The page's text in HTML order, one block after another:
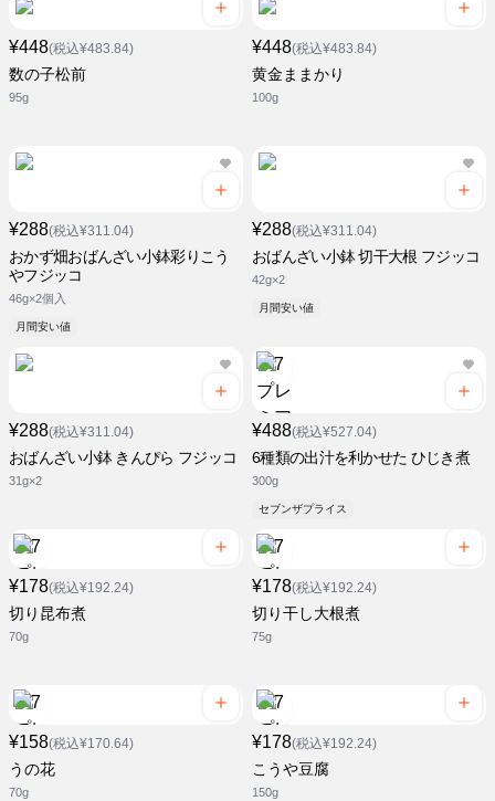
¥448(税込¥483.84)
数の子松前
95g
¥448(税込¥483.84)
黄金ままかり
100g
¥288(税込¥311.04)
おかず畑おばんざい小鉢彩りこう
やフジッコ
46g×2個入
月間安い値
¥288(税込¥311.04)
おばんざい小鉢 切干大根 フジッコ
42g×2
月間安い値
¥288(税込¥311.04)
おばんざい小鉢 きんぴら フジッコ
31g×2
¥488(税込¥527.04)
6種類の出汁を利かせた ひじき煮
300g
セブンザプライス
¥178(税込¥192.24)
切り昆布煮
70g
¥178(税込¥192.24)
切り干し大根煮
75g
¥158(税込¥170.64)
うの花
70g
¥178(税込¥192.24)
こうや豆腐
150g